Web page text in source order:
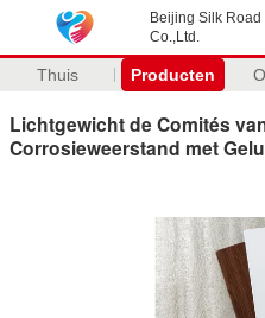
Beijing Silk
Co.,Ltd.
Thuis Producten
Lichtgewicht de Comités
Corrosieweerstand met